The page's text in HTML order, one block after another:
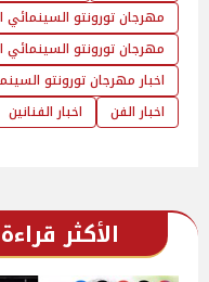
مهرجان تورونتو السينمائي
مهرجان تورونتو السينمائي
اخبار مهرجان تورونتو
اخبار الفن
اخبار الفنانين
الأكثر قراءة